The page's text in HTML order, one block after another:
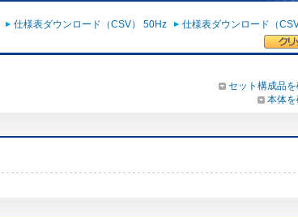
仕様表ダウンロード（CSV） 50Hz 仕様表ダウンロード（
セット構成品
本体